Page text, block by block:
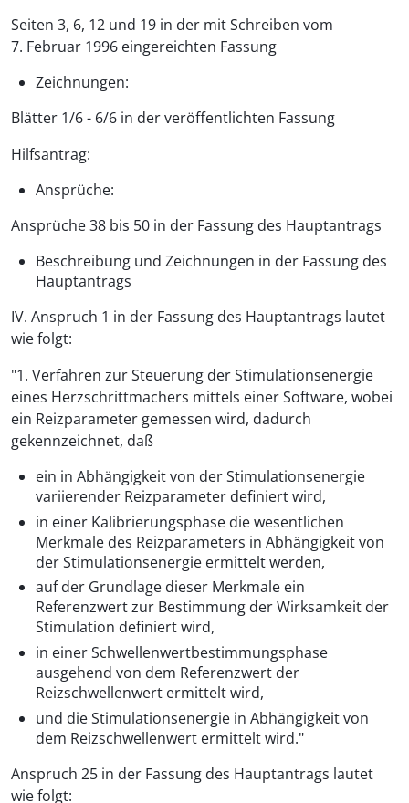
Seiten 3, 6, 12 und 19 in der mit Schreiben vom
7. Februar 1996 eingereichten Fassung
Zeichnungen:
Blätter 1/6 - 6/6 in der veröffentlichten Fassung
Hilfsantrag:
Ansprüche:
Ansprüche 38 bis 50 in der Fassung des Hauptantrags
Beschreibung und Zeichnungen in der Fassung des
Hauptantrags
IV. Anspruch 1 in der Fassung des Hauptantrags lautet
wie folgt:
"1. Verfahren zur Steuerung der Stimulationsenergie
eines Herzschrittmachers mittels einer Software, wobei
ein Reizparameter gemessen wird, dadurch
gekennzeichnet, daß
ein in Abhängigkeit von der Stimulationsenergie
variierender Reizparameter definiert wird,
in einer Kalibrierungsphase die wesentlichen
Merkmale des Reizparameters in Abhängigkeit von
der Stimulationsenergie ermittelt werden,
auf der Grundlage dieser Merkmale ein
Referenzwert zur Bestimmung der Wirksamkeit der
Stimulation definiert wird,
in einer Schwellenwertbestimmungsphase
ausgehend von dem Referenzwert der
Reizschwellenwert ermittelt wird,
und die Stimulationsenergie in Abhängigkeit von
dem Reizschwellenwert ermittelt wird."
Anspruch 25 in der Fassung des Hauptantrags lautet
wie folgt: